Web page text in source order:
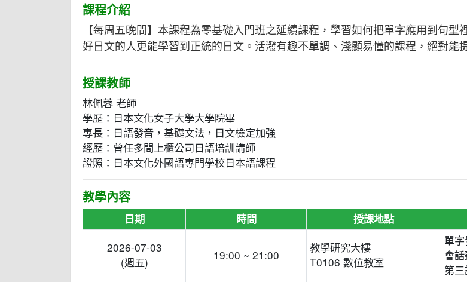
課程介紹
【每周五晚間】本課程為零基礎入門班之延續課程，學習如何把單字應用到句
好日文的人更能學習到正統的日文。活潑有趣不單調、淺顯易懂的課程，絕對能
授課教師
林佩蓉 老師
學歷：日本文化女子大學大學院畢
專長：日語發音，基礎文法，日文檢定加強
經歷：曾任多間上櫃公司日語培訓講師
證照：日本文化外國語專門學校日本語課程
教學內容
日期 時間 授課地點
2026-07-03
(週五)
19:00 ~ 21:00
教學研究大樓
T0106 數位教室
單
會
第